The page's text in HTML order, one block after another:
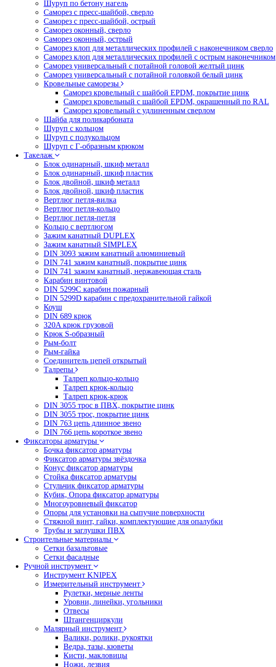
Шуруп по бетону нагель
Саморез с пресс-шайбой, сверло
Саморез с пресс-шайбой, острый
Саморез оконный, сверло
Саморез оконный, острый
Саморез клоп для металлических профилей с наконечником сверло
Саморез клоп для металлических профилей с острым наконечником
Саморез универсальный с потайной головой желтый цинк
Саморез универсальный с потайной головкой белый цинк
Кровельные саморезы
Саморез кровельный с шайбой EPDM, покрытие цинк
Саморез кровельный с шайбой EPDM, окрашенный по RAL
Саморез кровельный с удлиненным сверлом
Шайба для поликарбоната
Шуруп с кольцом
Шуруп с полукольцом
Шуруп с Г-образным крюком
Такелаж
Блок одинарный, шкиф металл
Блок одинарный, шкиф пластик
Блок двойной, шкиф металл
Блок двойной, шкиф пластик
Вертлюг петля-вилка
Вертлюг петля-кольцо
Вертлюг петля-петля
Кольцо с вертлюгом
Зажим канатный DUPLEX
Зажим канатный SIMPLEX
DIN 3093 зажим канатный алюминиевый
DIN 741 зажим канатный, покрытие цинк
DIN 741 зажим канатный, нержавеющая сталь
Карабин винтовой
DIN 5299C карабин пожарный
DIN 5299D карабин с предохранительной гайкой
Коуш
DIN 689 крюк
320A крюк грузовой
Крюк S-образный
Рым-болт
Рым-гайка
Соединитель цепей открытый
Талрепы
Талреп кольцо-кольцо
Талреп крюк-кольцо
Талреп крюк-крюк
DIN 3055 трос в ПВХ, покрытие цинк
DIN 3055 трос, покрытие цинк
DIN 763 цепь длинное звено
DIN 766 цепь короткое звено
Фиксаторы арматуры
Бочка фиксатор арматуры
Фиксатор арматуры звёздочка
Конус фиксатор арматуры
Стойка фиксатор арматуры
Стульчик фиксатор арматуры
Кубик, Опора фиксатор арматуры
Многоуровневый фиксатор
Опоры для установки на сыпучие поверхности
Стяжной винт, гайки, комплектующие для опалубки
Трубы и заглушки ПВХ
Строительные материалы
Сетки базальтовые
Сетки фасадные
Ручной инструмент
Инструмент KNIPEX
Измерительный инструмент
Рулетки, мерные ленты
Уровни, линейки, угольники
Отвесы
Штангенциркули
Малярный инструмент
Валики, ролики, рукоятки
Ведра, тазы, кюветы
Кисти, макловицы
Ножи, лезвия